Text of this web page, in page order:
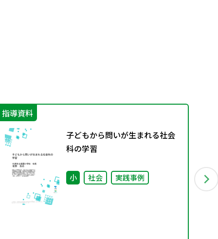
指導資料
子どもから問いが生まれる社会
科の学習
小 社会 実践事例